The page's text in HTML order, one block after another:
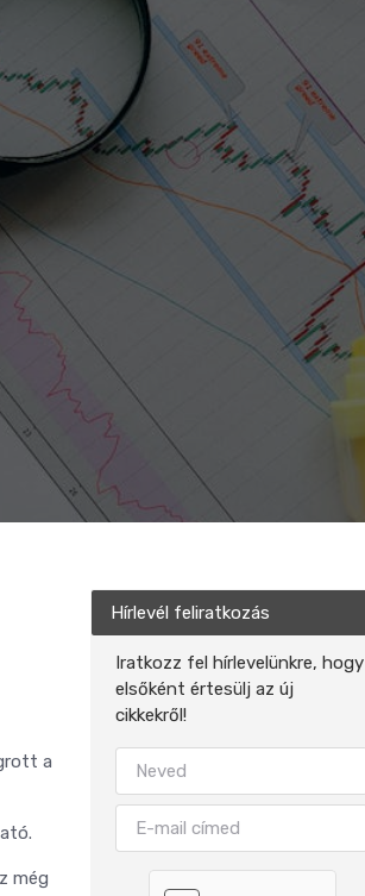
a
még
Hírlevél feliratkozás
Iratkozz fel hírlevelünkre, hogy
elsőként értesülj az új
cikkekről!